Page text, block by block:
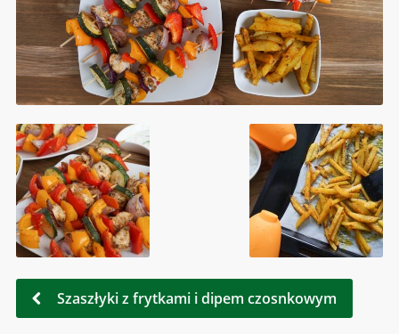
Szaszłyki z frytkami i dipem czosnkowym